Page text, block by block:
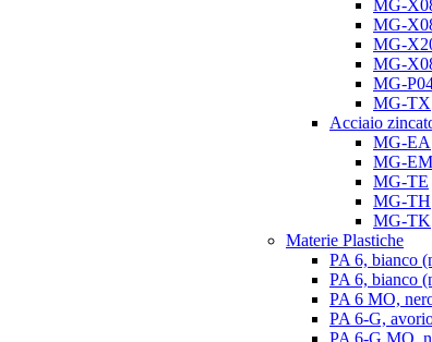
MG-
MG-
MG-
MG-
MG-
MG-TX
Acciaio
MG-EA
MG-EM
MG-TE
MG-TH
MG-TK
Materie Plastiche
PA 6, bianco
PA 6, bianco
PA 6 MO,
PA 6-G,
PA 6-G MO,